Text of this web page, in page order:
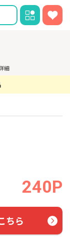
細
240P
ちら